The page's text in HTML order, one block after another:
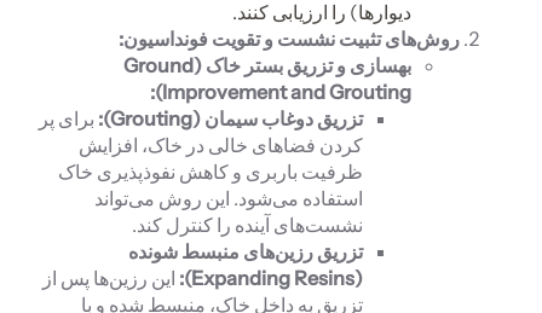
دیوارها) را ارزیابی کنند.
روش‌های تثبیت نشست و تقویت فونداسیون:
بهسازی و تزریق بستر خاک (Ground
Improvement and Grouting
):
تزریق دوغاب سیمان (Grouting
): برای پر
کردن فضاهای خالی در خاک، افزایش
ظرفیت باربری و کاهش نفوذپذیری خاک
استفاده می‌شود. این روش می‌تواند
نشست‌های آینده را کنترل کند.
تزریق رزین‌های منبسط شونده
(
Expanding Resins
): این رزین‌ها پس از
تزریق به داخل خاک، منبسط شده و با